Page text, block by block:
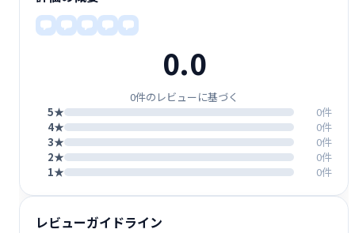
0.0
0件のレビューに基づく
5★
0件
4★
0件
3★
0件
2★
0件
1★
0件
レビューガイドライン